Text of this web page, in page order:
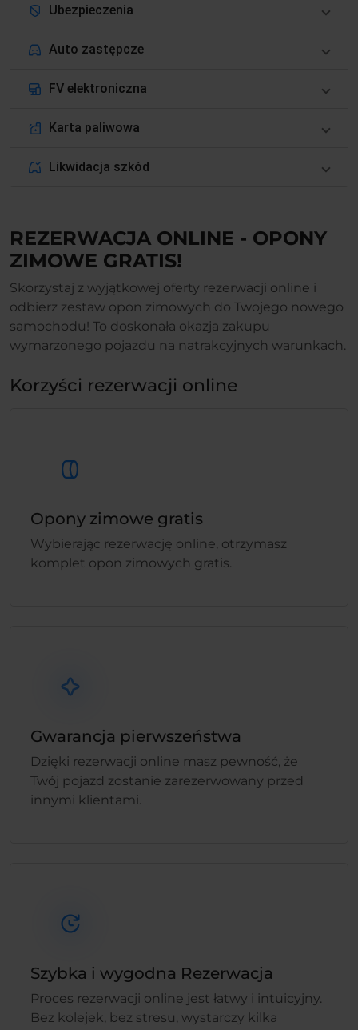
Ubezpieczenia
Auto zastępcze
FV elektroniczna
Karta paliwowa
Likwidacja szkód
REZERWACJA ONLINE - OPONY
ZIMOWE GRATIS!
Skorzystaj z wyjątkowej oferty rezerwacji online i
odbierz zestaw opon zimowych do Twojego nowego
samochodu! To doskonała okazja zakupu
wymarzonego pojazdu na natrakcyjnych warunkach.
Korzyści rezerwacji online
Opony zimowe gratis
Wybierając rezerwację online, otrzymasz
komplet opon zimowych gratis.
Gwarancja pierwszeństwa
Dzięki rezerwacji online masz pewność, że
Twój pojazd zostanie zarezerwowany przed
innymi klientami.
Szybka i wygodna Rezerwacja
Proces rezerwacji online jest łatwy i intuicyjny.
Bez kolejek, bez stresu, wystarczy kilka